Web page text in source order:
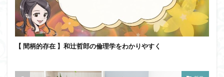
【 間柄的存在 】和辻哲郎の倫理学をわかりやすく